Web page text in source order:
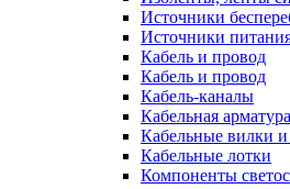
Источники
Источники
Кабель и провод
Кабель и провод
Кабель-каналы
Кабельная арматура
Кабельные вилки и
Кабельные лотки
Компоненты